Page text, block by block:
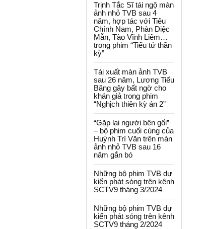
Trịnh Tắc Sĩ tái ngộ màn
ảnh nhỏ TVB sau 4
năm, hợp tác với Tiêu
Chính Nam, Phàn Diệc
Mẫn, Tào Vĩnh Liêm…
trong phim “Tiểu tử thần
kỳ”
Tái xuất màn ảnh TVB
sau 26 năm, Lương Tiểu
Băng gây bất ngờ cho
khán giả trong phim
“Nghịch thiên kỳ án 2”
“Gặp lại người bên gối”
– bộ phim cuối cùng của
Huỳnh Trí Văn trên màn
ảnh nhỏ TVB sau 16
năm gắn bó
Những bộ phim TVB dự
kiến phát sóng trên kênh
SCTV9 tháng 3/2024
Những bộ phim TVB dự
kiến phát sóng trên kênh
SCTV9 tháng 2/2024